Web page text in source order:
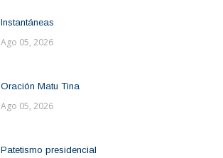
Instantáneas
Ago 05, 2026
Oración Matu Tina
Ago 05, 2026
Patetismo presidencial